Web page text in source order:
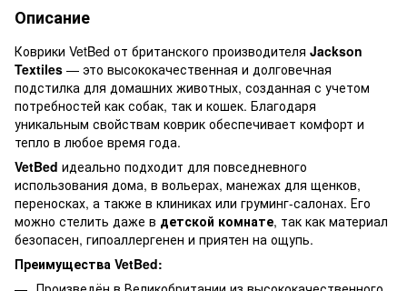
Описание
Коврики VetBed от британского производителя Jackson
Textiles — это высококачественная и долговечная
подстилка для домашних животных, созданная с учетом
потребностей как собак, так и кошек. Благодаря
уникальным свойствам коврик обеспечивает комфорт и
тепло в любое время года.
VetBed идеально подходит для повседневного
использования дома, в вольерах, манежах для щенков,
переносках, а также в клиниках или груминг-салонах. Его
можно стелить даже в детской комнате, так как материал
безопасен, гипоаллергенен и приятен на ощупь.
Преимущества VetBed: